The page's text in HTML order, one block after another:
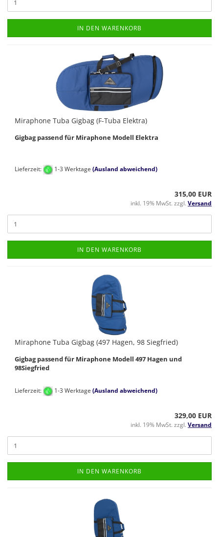
IN DEN WARENKORB
Miraphone Tuba Gigbag (F-Tuba Elektra)
Gigbag passend für Miraphone Modell Elektra
Lieferzeit: 1-3 Werktage (Ausland abweichend)
315,00 EUR
inkl. 19% MwSt. zzgl. Versand
IN DEN WARENKORB
Miraphone Tuba Gigbag (497 Hagen, 98 Siegfried)
Gigbag passend für Miraphone Modell 497 Hagen und
98Siegfried
Lieferzeit: 1-3 Werktage (Ausland abweichend)
329,00 EUR
inkl. 19% MwSt. zzgl. Versand
IN DEN WARENKORB